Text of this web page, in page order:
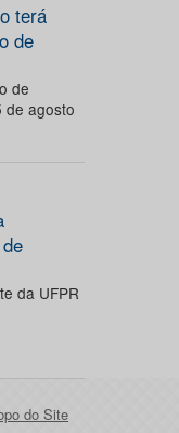
terá
de
de
de agosto
da UFPR
do Site